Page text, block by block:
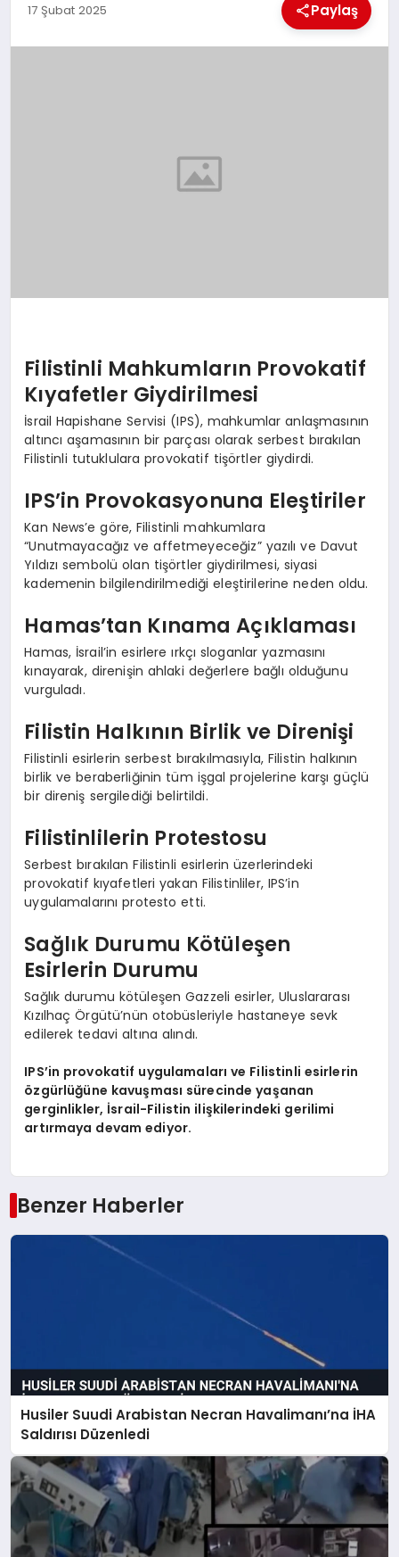
MAGAZIN
17 Şubat 2025 Paylaş
Filistinli Mahkumların Provokatif
Kıyafetler Giydirilmesi
İsrail Hapishane Servisi (IPS), mahkumlar anlaşmasının
altıncı aşamasının bir parçası olarak serbest bırakılan
Filistinli tutuklulara provokatif tişörtler giydirdi.
IPS’in Provokasyonuna Eleştiriler
Kan News’e göre, Filistinli mahkumlara
“Unutmayacağız ve affetmeyeceğiz” yazılı ve Davut
Yıldızı sembolü olan tişörtler giydirilmesi, siyasi
kademenin bilgilendirilmediği eleştirilerine neden oldu.
Hamas’tan Kınama Açıklaması
Hamas, İsrail’in esirlere ırkçı sloganlar yazmasını
kınayarak, direnişin ahlaki değerlere bağlı olduğunu
vurguladı.
Filistin Halkının Birlik ve Direnişi
Filistinli esirlerin serbest bırakılmasıyla, Filistin halkının
birlik ve beraberliğinin tüm işgal projelerine karşı güçlü
bir direniş sergilediği belirtildi.
Filistinlilerin Protestosu
Serbest bırakılan Filistinli esirlerin üzerlerindeki
provokatif kıyafetleri yakan Filistinliler, IPS’in
uygulamalarını protesto etti.
Sağlık Durumu Kötüleşen
Esirlerin Durumu
Sağlık durumu kötüleşen Gazzeli esirler, Uluslararası
Kızılhaç Örgütü’nün otobüsleriyle hastaneye sevk
edilerek tedavi altına alındı.
IPS’in provokatif uygulamaları ve Filistinli esirlerin
özgürlüğüne kavuşması sürecinde yaşanan
gerginlikler, İsrail-Filistin ilişkilerindeki gerilimi
artırmaya devam ediyor.
Benzer Haberler
Husiler Suudi Arabistan Necran Havalimanı’na İHA
Saldırısı Düzenledi